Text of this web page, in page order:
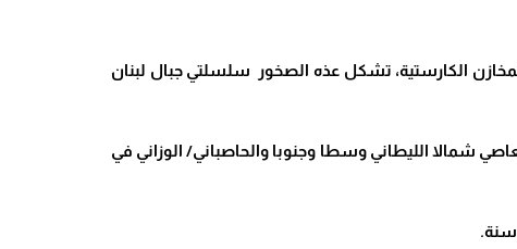
الكارستية، تشكل عذه الصخور سلسلتي جبال لبنان
وثلاث أنهر داخلية هي العاصي شمالا الليطاني وسطا وجنوبا والحاصباني/ الوزاني في